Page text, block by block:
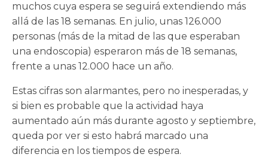
muchos cuya espera se seguirá extendiendo más
allá de las 18 semanas. En julio, unas 126.000
personas (más de la mitad de las que esperaban
una endoscopia) esperaron más de 18 semanas,
frente a unas 12.000 hace un año.
Estas cifras son alarmantes, pero no inesperadas, y
si bien es probable que la actividad haya
aumentado aún más durante agosto y septiembre,
queda por ver si esto habrá marcado una
diferencia en los tiempos de espera.